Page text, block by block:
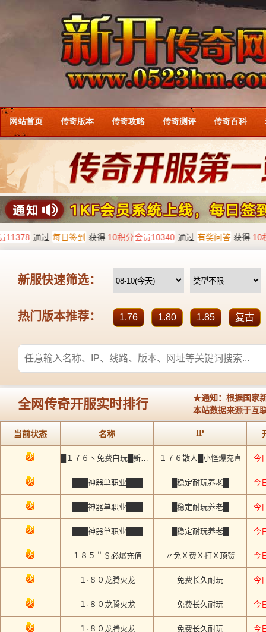
网站首页 传奇版本 传奇攻略 传奇测评 传奇百科